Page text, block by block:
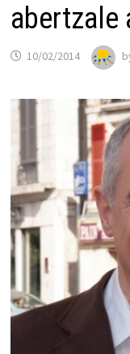
abertzale
10/02/2014